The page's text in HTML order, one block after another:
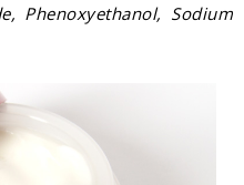
Phenoxyethanol, Sodium